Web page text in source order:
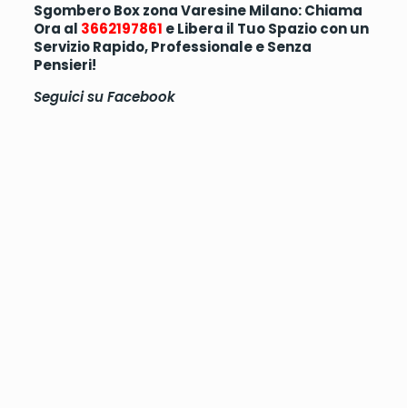
Sgombero Box zona Varesine Milano: Chiama
Ora al 3662197861 e Libera il Tuo Spazio con un
Servizio Rapido, Professionale e Senza
Pensieri!
Seguici suFacebook